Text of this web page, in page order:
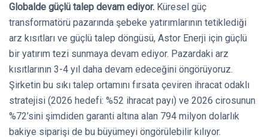
Globalde güçlü talep devam ediyor. Küresel güç
transformatörü pazarında şebeke yatırımlarının tetiklediği
arz kısıtları ve güçlü talep döngüsü, Astor Enerji için güçlü
bir yatırım tezi sunmaya devam ediyor. Pazardaki arz
kısıtlarının 3-4 yıl daha devam edeceğini öngörüyoruz.
Şirketin bu sıkı talep ortamını fırsata çeviren ihracat odaklı
stratejisi (2026 hedefi: %52 ihracat payı) ve 2026 cirosunun
%72’sini şimdiden garanti altına alan 794 milyon dolarlık
bakiye siparişi de bu büyümeyi öngörülebilir kılıyor.